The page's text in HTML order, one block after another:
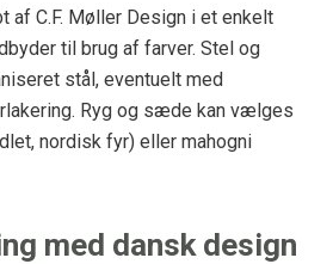
af C.F. Møller Design i et enkelt
til brug af farver. Stel og
stål, eventuelt med
Ryg og sæde kan vælges
nordisk fyr) eller mahogni
med dansk design